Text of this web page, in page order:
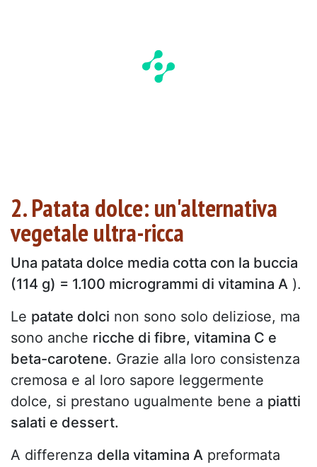
2. Patata dolce: un'alternativa
vegetale ultra-ricca
Una patata dolce media cotta con la buccia
(114 g) = 1.100 microgrammi di vitamina A ).
Le patate dolci non sono solo deliziose, ma
sono anche ricche di fibre, vitamina C e
beta-carotene. Grazie alla loro consistenza
cremosa e al loro sapore leggermente
dolce, si prestano ugualmente bene a piatti
salati e dessert.
A differenza della vitamina A preformata